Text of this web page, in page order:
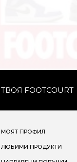
ТВОЯ FOOTCOURT
МОЯТ ПРОФИЛ
ЛЮБИМИ ПРОДУКТИ